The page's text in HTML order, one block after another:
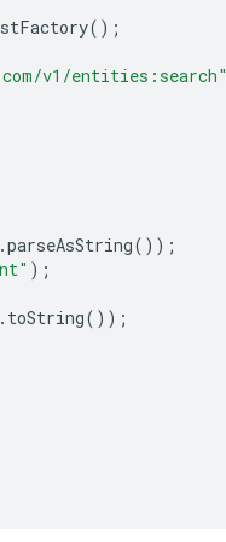
();
v1/entities:search"
.parseAsString());
);
toString());